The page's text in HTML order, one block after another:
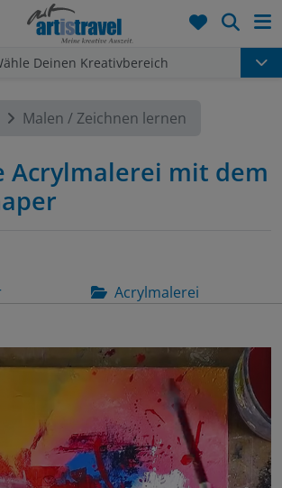
Deinen Kreativbereich
Malen / Zeichnen lernen
Acrylmalerei mit dem
Acrylmalerei